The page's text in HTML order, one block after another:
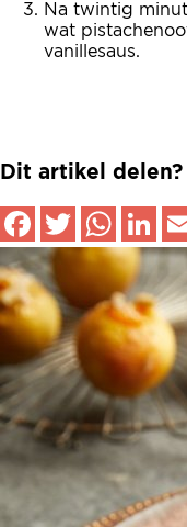
Na twintig
wat
vanillesaus.
Dit artikel delen?